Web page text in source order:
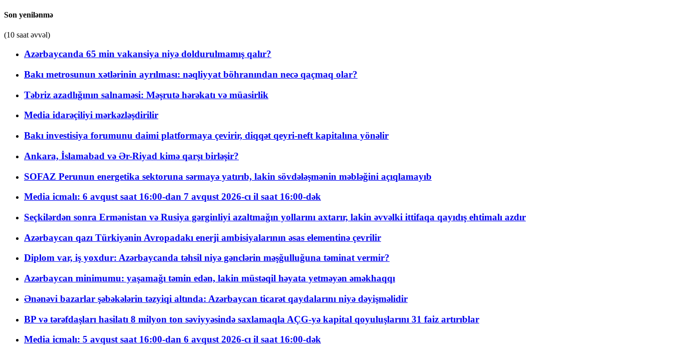
Son yenilənmə
(10 saat əvvəl)
Azərbaycanda 65 min vakansiya niyə doldurulmamış qalır?
Bakı metrosunun xətlərinin ayrılması: nəqliyyat böhranından necə qaçmaq olar?
Təbriz azadlığının salnaməsi: Məşrutə hərəkatı və müasirlik
Media idarəçiliyi mərkəzləşdirilir
Bakı investisiya forumunu daimi platformaya çevirir, diqqət qeyri-neft kapitalına yönəlir
Ankara, İslamabad və Ər-Riyad kimə qarşı birləşir?
SOFAZ Perunun energetika sektoruna sərmayə yatırıb, lakin sövdələşmənin məbləğini açıqlamayıb
Media icmalı: 6 avqust saat 16:00-dan 7 avqust 2026-cı il saat 16:00-dək
Seçkilərdən sonra Ermənistan və Rusiya gərginliyi azaltmağın yollarını axtarır, lakin əvvəlki ittifaqa qayıdış ehtimalı azdır
Azərbaycan qazı Türkiyənin Avropadakı enerji ambisiyalarının əsas elementinə çevrilir
Diplom var, iş yoxdur: Azərbaycanda təhsil niyə gənclərin məşğulluğuna təminat vermir?
Azərbaycan minimumu: yaşamağı təmin edən, lakin müstəqil həyata yetməyən əməkhaqqı
Ənənəvi bazarlar şəbəkələrin təzyiqi altında: Azərbaycan ticarət qaydalarını niyə dəyişməlidir
BP və tərəfdaşları hasilatı 8 milyon ton səviyyəsində saxlamaqla AÇG-yə kapital qoyuluşlarını 31 faiz artırıblar
Media icmalı: 5 avqust saat 16:00-dan 6 avqust 2026-cı il saat 16:00-dək